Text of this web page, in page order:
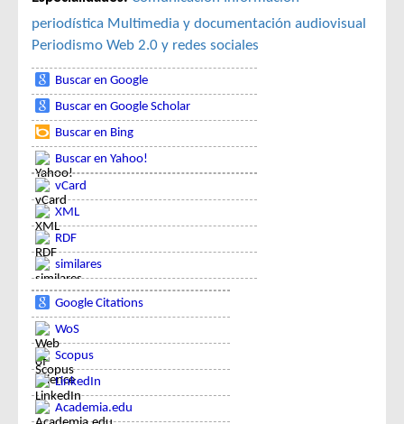
periodística Multimedia y documentación audiovisual
Periodismo Web 2.0 y redes sociales
Buscar en Google
Buscar en Google Scholar
Buscar en Bing
Buscar en Yahoo!
vCard
XML
RDF
similares
Google Citations
WoS
Scopus
LinkedIn
Academia.edu